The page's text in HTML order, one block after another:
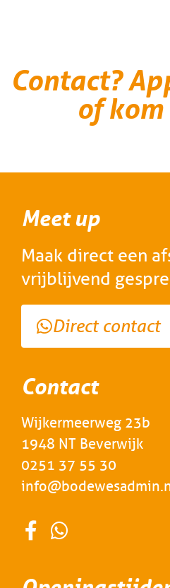
Contact?
of
Meet up
Maak direct een
vrijblijvend
Direct contact
Contact
Wijkermeerweg 23b
1948 NT Beverwijk
0251 37 55 30